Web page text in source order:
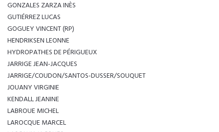
GONZALES ZARZA INÈS
GUTIÉRREZ LUCAS
GOGUEY VINCENT (RP)
HENDRIKSEN LEONNE
HYDROPATHES DE PÉRIGUEUX
JARRIGE JEAN-JACQUES
JARRIGE/COUDON/SANTOS-DUSSER/SOUQUET
JOUANY VIRGINIE
KENDALL JEANINE
LABROUE MICHEL
LAROCQUE MARCEL